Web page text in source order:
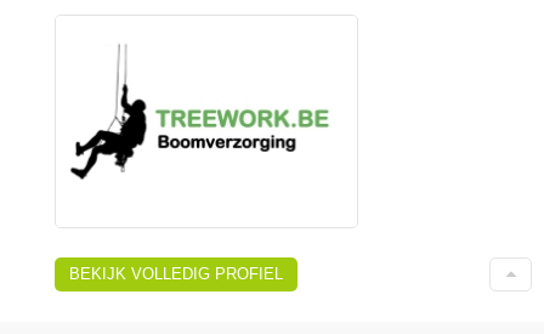
BEKIJK VOLLEDIG PROFIEL